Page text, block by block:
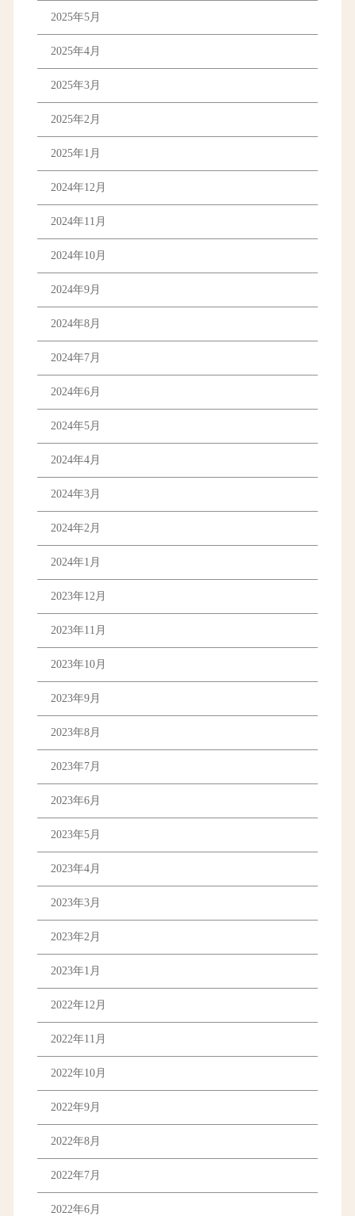
2025年5月
2025年4月
2025年3月
2025年2月
2025年1月
2024年12月
2024年11月
2024年10月
2024年9月
2024年8月
2024年7月
2024年6月
2024年5月
2024年4月
2024年3月
2024年2月
2024年1月
2023年12月
2023年11月
2023年10月
2023年9月
2023年8月
2023年7月
2023年6月
2023年5月
2023年4月
2023年3月
2023年2月
2023年1月
2022年12月
2022年11月
2022年10月
2022年9月
2022年8月
2022年7月
2022年6月